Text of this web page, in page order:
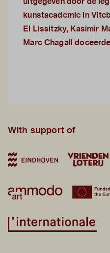
kunstacademie in
El Lissitzky, Kasimir
Marc Chagall
With support of